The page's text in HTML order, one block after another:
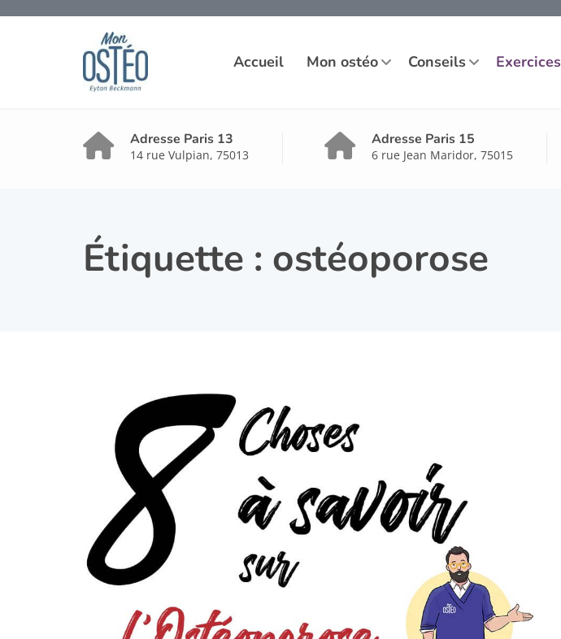
Accueil Mon ostéo Conseils Exercices
Adresse Paris 13
14 rue Vulpian, 75013
Adresse Paris 15
6 rue Jean Maridor, 75015
Étiquette : ostéoporose